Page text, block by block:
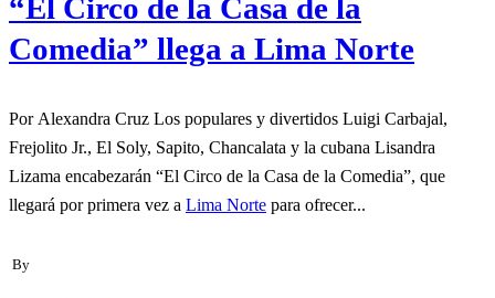
“El Circo de la Casa de la
Comedia” llega a Lima Norte
Por Alexandra Cruz Los populares y divertidos Luigi Carbajal,
Frejolito Jr., El Soly, Sapito, Chancalata y la cubana Lisandra
Lizama encabezarán “El Circo de la Casa de la Comedia”, que
llegará por primera vez a Lima Norte para ofrecer...
By